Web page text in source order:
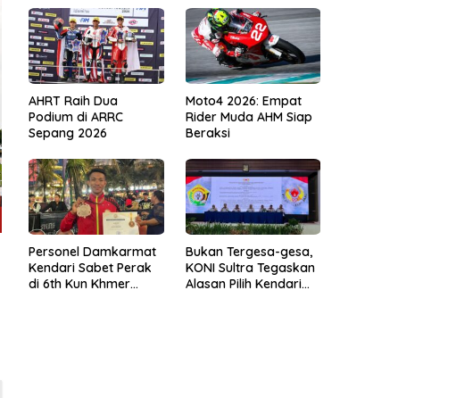
AHRT Raih Dua
Podium di ARRC
Sepang 2026
Moto4 2026: Empat
Rider Muda AHM Siap
Beraksi
Personel Damkarmat
Kendari Sabet Perak
di 6th Kun Khmer
Bukan Tergesa-gesa,
KONI Sultra Tegaskan
Alasan Pilih Kendari